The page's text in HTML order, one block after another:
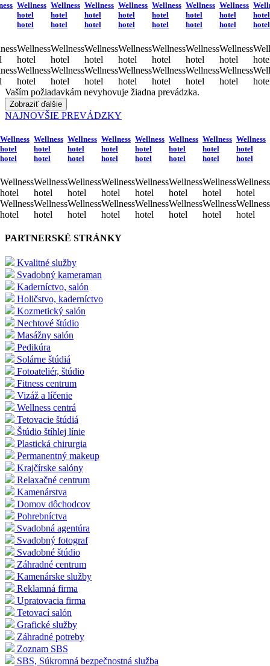
Wellness
hotel
hotel
Wellness
hotel
Wellness
hotel
Wellness
hotel
hotel
Wellness
hotel
Wellness
hotel
Wellness
hotel
hotel
Wellness
hotel
Wellness
hotel
Wellness
hotel
hotel
Wellness
hotel
Wellness
hotel
Wellness
hotel
hotel
Wellness
hotel
Wellness
hotel
Wellness
hotel
hotel
Wellness
hotel
Wellness
hotel
Wellness
hotel
hotel
Wellness
hotel
Wellness
hotel
hotel
hotel
Vaším požiadavkám nevyhovuje žiadna prevádzka.
Zobraziť ďalšie
NAJNOVŠIE PREVÁDZKY
Wellness
hotel
hotel
Wellness
hotel
Wellness
hotel
Wellness
hotel
hotel
Wellness
hotel
Wellness
hotel
Wellness
hotel
hotel
Wellness
hotel
Wellness
hotel
Wellness
hotel
hotel
Wellness
hotel
Wellness
hotel
Wellness
hotel
hotel
Wellness
hotel
Wellness
hotel
Wellness
hotel
hotel
Wellness
hotel
Wellness
hotel
Wellness
hotel
hotel
Wellness
hotel
Wellness
hotel
Wellness
hotel
hotel
Wellness
hotel
Wellness
hotel
PARTNERSKÉ STRÁNKY
Kvalitné služby
Svadobný kameraman
Kaderníctvo, salón
Holičstvo, kaderníctvo
Kozmetický salón
Nechtové štúdio
Masážny salón
Pedikúra
Solárne štúdiá
Fotoateliér, štúdio
Fitness centrum
Vizáž a líčenie
Wellness centrá
Tetovacie štúdiá
Štúdio štíhlej línie
Plastická chirurgia
Permanentný makeup
Krajčírske salóny
Relaxačné centrum
Kamenárstva
Domov dôchodcov
Pohrebníctva
Svadobná agentúra
Svadobný fotograf
Svadobné štúdio
Záhradné centrum
Kamenárske služby
Reklamná firma
Upratovacia firma
Tetovací salón
Grafické služby
Záhradné potreby
Zoznam SBS
SBS, Súkromná bezpečnostná služba